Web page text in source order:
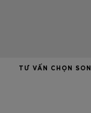
TƯ VẤN CHỌN SON